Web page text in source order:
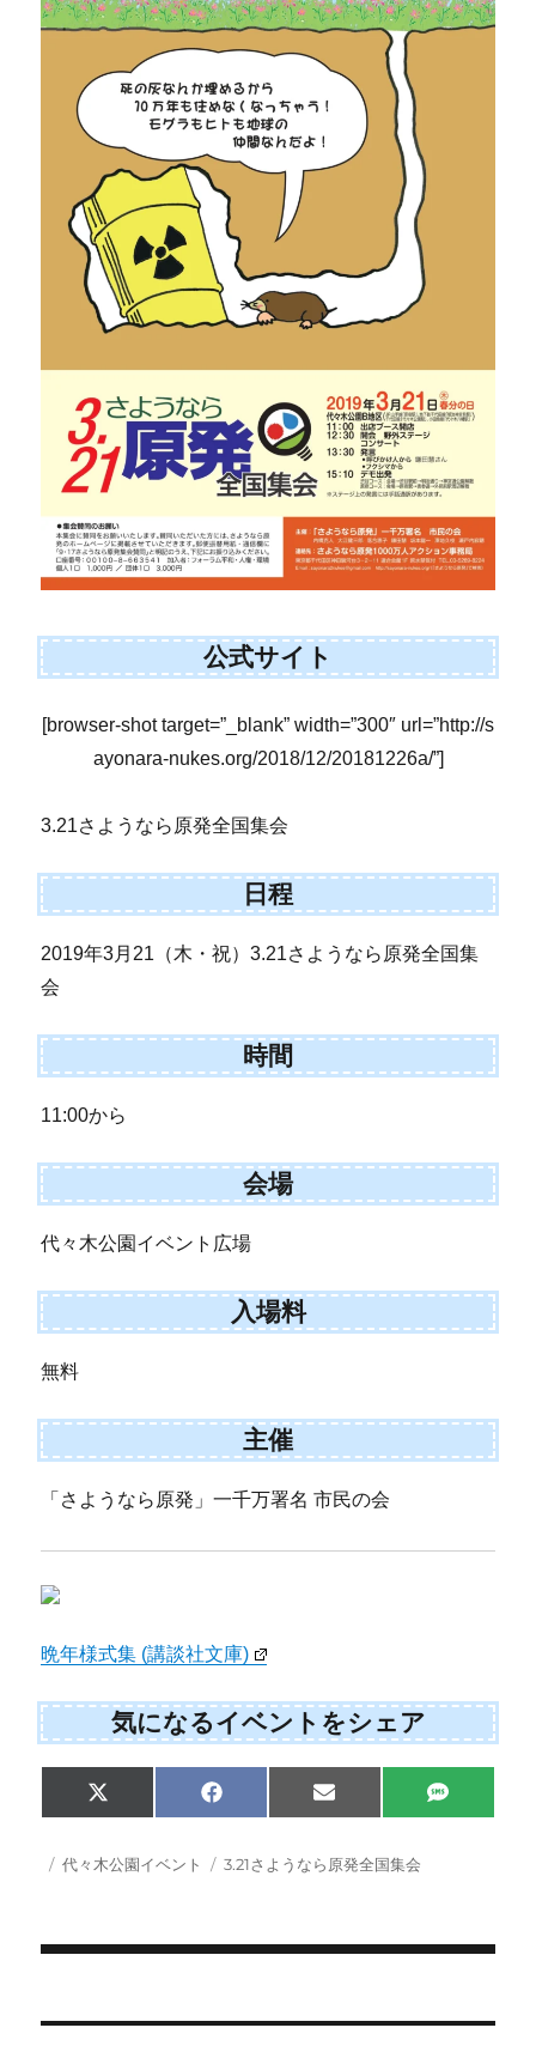
公式サイト
[browser-shot target=”_blank” width=”300″ url=”http://s
ayonara-nukes.org/2018/12/20181226a/”]
3.21さようなら原発全国集会
日程
2019年3月21（木・祝）3.21さようなら原発全国集
会
時間
11:00から
会場
代々木公園イベント広場
入場料
無料
主催
「さようなら原発」一千万署名 市民の会
晩年様式集 (講談社文庫)
気になるイベントをシェア
Share
on
X
(
w
i
r
Share
on
F
a
e
b
Share
on
E
m
i
l
Share
on
S
M
投 カ
代々木公園イベント
タ
3.21さようなら原発全国集会
稿